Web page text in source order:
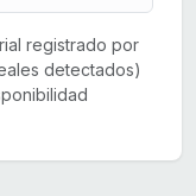
registrado por
detectados)